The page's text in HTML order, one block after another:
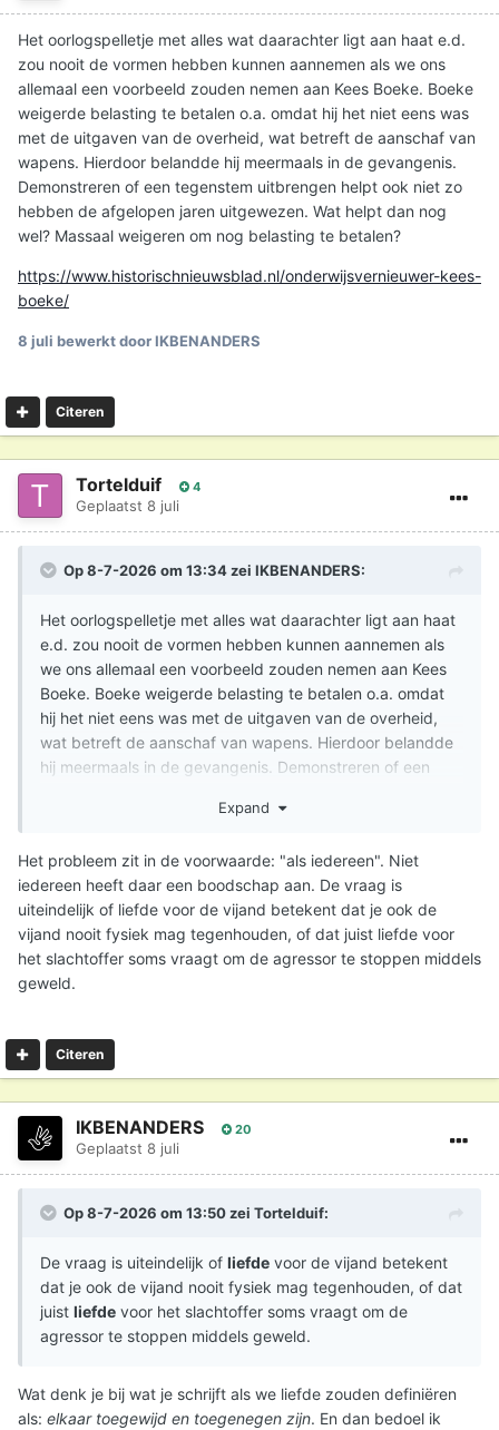
Het oorlogspelletje met alles wat daarachter ligt aan haat e.d.
zou nooit de vormen hebben kunnen aannemen als we ons
allemaal een voorbeeld zouden nemen aan Kees Boeke. Boeke
weigerde belasting te betalen o.a. omdat hij het niet eens was
met de uitgaven van de overheid, wat betreft de aanschaf van
wapens. Hierdoor belandde hij meermaals in de gevangenis.
Demonstreren of een tegenstem uitbrengen helpt ook niet zo
hebben de afgelopen jaren uitgewezen. Wat helpt dan nog
wel? Massaal weigeren om nog belasting te betalen?
https://www.historischnieuwsblad.nl/onderwijsvernieuwer-kees-
boeke/
8 juli bewerkt door IKBENANDERS
Citeren
Tortelduif 4
Geplaatst 8 juli
Op 8-7-2026 om 13:34 zei IKBENANDERS:
Het oorlogspelletje met alles wat daarachter ligt aan haat
e.d. zou nooit de vormen hebben kunnen aannemen als
we ons allemaal een voorbeeld zouden nemen aan Kees
Boeke. Boeke weigerde belasting te betalen o.a. omdat
hij het niet eens was met de uitgaven van de overheid,
wat betreft de aanschaf van wapens. Hierdoor belandde
hij meermaals in de gevangenis. Demonstreren of een
afgelopen jaren uitgewezen. Wat helpt dan nog wel?
https://www.historischnieuwsblad.nl/onderwijsvernieuwer-
kees-boeke/
Expand
Het probleem zit in de voorwaarde: "als iedereen". Niet
iedereen heeft daar een boodschap aan. De vraag is
uiteindelijk of liefde voor de vijand betekent dat je ook de
vijand nooit fysiek mag tegenhouden, of dat juist liefde voor
het slachtoffer soms vraagt om de agressor te stoppen middels
geweld.
Citeren
IKBENANDERS 20
Geplaatst 8 juli
Op 8-7-2026 om 13:50 zei Tortelduif:
De vraag is uiteindelijk of liefde voor de vijand betekent
dat je ook de vijand nooit fysiek mag tegenhouden, of dat
juist liefde voor het slachtoffer soms vraagt om de
agressor te stoppen middels geweld.
Wat denk je bij wat je schrijft als we liefde zouden definiëren
als: elkaar toegewijd en toegenegen zijn. En dan bedoel ik